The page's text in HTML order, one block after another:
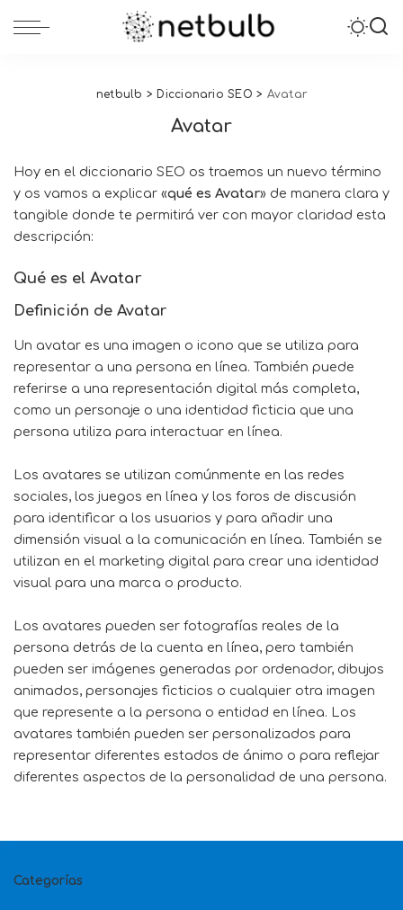
netbulb > Diccionario SEO > Avatar
Avatar
Hoy en el diccionario SEO os traemos un nuevo término
y os vamos a explicar «qué es Avatar» de manera clara y
tangible donde te permitirá ver con mayor claridad esta
descripción:
Qué es el Avatar
Definición de Avatar
Un avatar es una imagen o icono que se utiliza para
representar a una persona en línea. También puede
referirse a una representación digital más completa,
como un personaje o una identidad ficticia que una
persona utiliza para interactuar en línea.
Los avatares se utilizan comúnmente en las redes
sociales, los juegos en línea y los foros de discusión
para identificar a los usuarios y para añadir una
dimensión visual a la comunicación en línea. También se
utilizan en el marketing digital para crear una identidad
visual para una marca o producto.
Los avatares pueden ser fotografías reales de la
persona detrás de la cuenta en línea, pero también
pueden ser imágenes generadas por ordenador, dibujos
animados, personajes ficticios o cualquier otra imagen
que represente a la persona o entidad en línea. Los
avatares también pueden ser personalizados para
representar diferentes estados de ánimo o para reflejar
diferentes aspectos de la personalidad de una persona.
Categorías